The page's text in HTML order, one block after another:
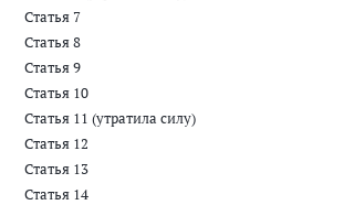
Статья 7
Статья 8
Статья 9
Статья 10
Статья 11 (утратила силу)
Статья 12
Статья 13
Статья 14